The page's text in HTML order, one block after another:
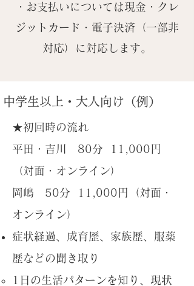
​・お支払いについては現金・クレ
ジットカード・電子決済（一部非
対応）に対応します。
​中学生以上・大人向け（例）
​★初回時の流れ
平田・吉川 80分 11,000円
（対面・オンライン）
岡嶋 50分 11,000円（対面・
オンライン）
症状経過、成育歴、家族歴、服薬
歴などの聞き取り
1日の生活パターンを知り、現状